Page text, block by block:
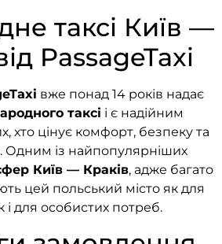
таксі Київ —
PassageTaxi
вже понад 14 років надає
таксі і є надійним
хто цінує комфорт, безпеку та
Одним із найпопулярніших
Київ — Краків, адже багато
цей польський місто як для
і для особистих потреб.